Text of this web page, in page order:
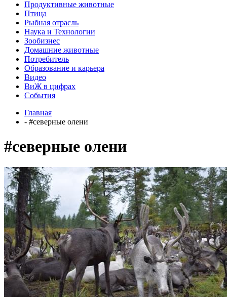
Продуктивные животные
Птица
Рыбная отрасль
Наука и Технологии
Зообизнес
Домашние животные
Потребитель
Образование и карьера
Видео
ВиЖ в цифрах
События
Главная
- #северные олени
#северные олени